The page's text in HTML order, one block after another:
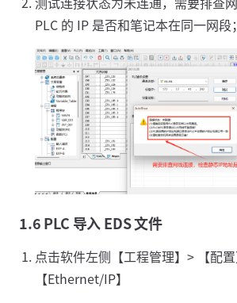
PLC 的 IP 是否和笔记本在同一网段；
1.6 PLC 导入 EDS 文件
点击软件左侧【工程管理】> 【配
【Ethernet/IP】